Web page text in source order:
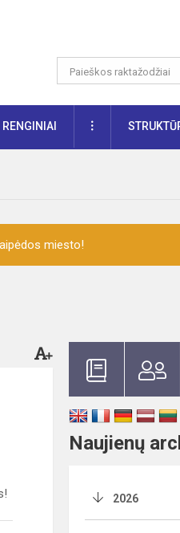
RENGINIAI DAUGIAU
miesto!
Naujienų
2026